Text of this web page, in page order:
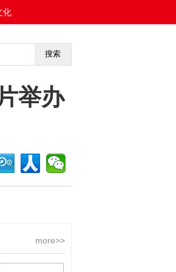
化
<<返回首页
搜索
举办
more>>